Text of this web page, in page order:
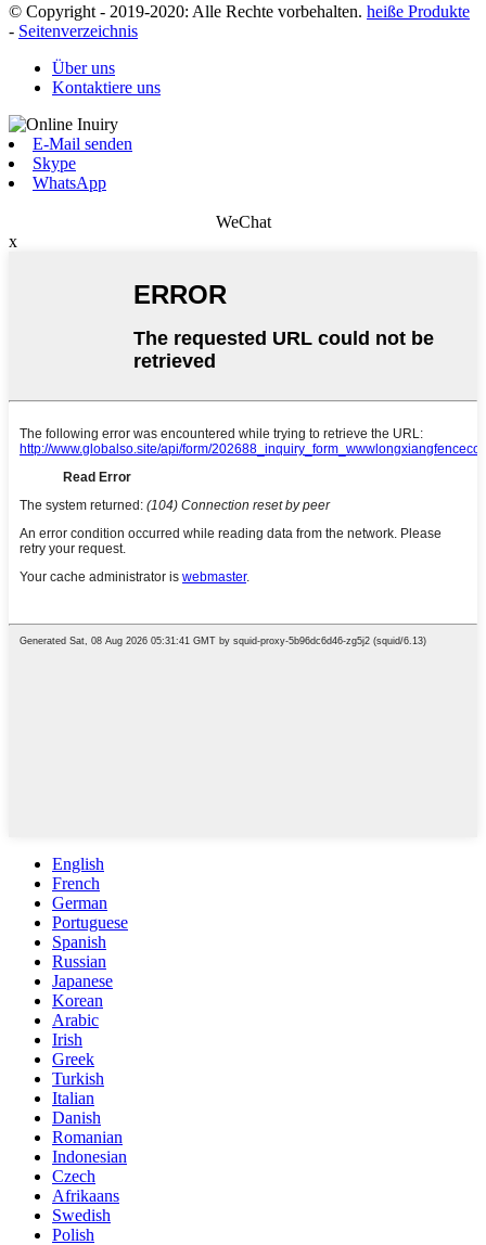
© Copyright - 2019-2020: Alle Rechte vorbehalten. heiße Produkte
- Seitenverzeichnis
Über uns
Kontaktiere uns
E-Mail senden
Skype
WhatsApp
WeChat
x
English
French
German
Portuguese
Spanish
Russian
Japanese
Korean
Arabic
Irish
Greek
Turkish
Italian
Danish
Romanian
Indonesian
Czech
Afrikaans
Swedish
Polish